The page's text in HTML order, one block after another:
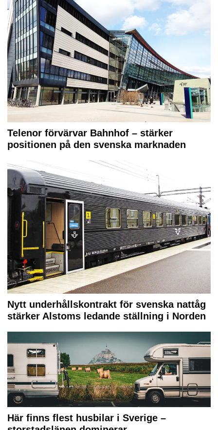
Telenor förvärvar Bahnhof – stärker
positionen på den svenska marknaden
Nytt underhållskontrakt för svenska nattåg
stärker Alstoms ledande ställning i Norden
Här finns flest husbilar i Sverige –